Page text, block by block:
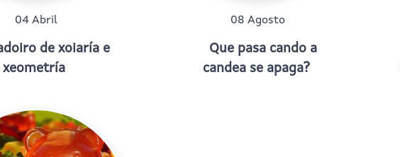
04 Abril
de xoiaría e
xeometría
08 Agosto
Que pasa cando a
candea se apaga?